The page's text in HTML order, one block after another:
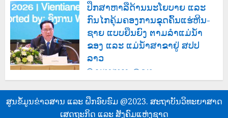
ປຶກສາຫາລືດ້ານນະໂຍບາຍ ແລະ
ກົນໄກຄຸ້ມຄອງການຂຸດຄົ້ນແຮ່ຫີນ-
ຊາຍ ແບບຍືນຍົງ ຕາມລຳແມ່ນໍ້າ
ຂອງ ແລະ ແມ່ນໍ້າສາຂາຢູ່ ສປປ
ລາວ
24/06/2026 549
ສູນຂໍ້ມູນຂ່າວສານ ແລະ ຝຶກອົບຮົມ @2023. ສະຖາບັນວິທະຍາສາດ
ເສດຖະກິດ ແລະ ສັງຄົມແຫ່ງຊາດ